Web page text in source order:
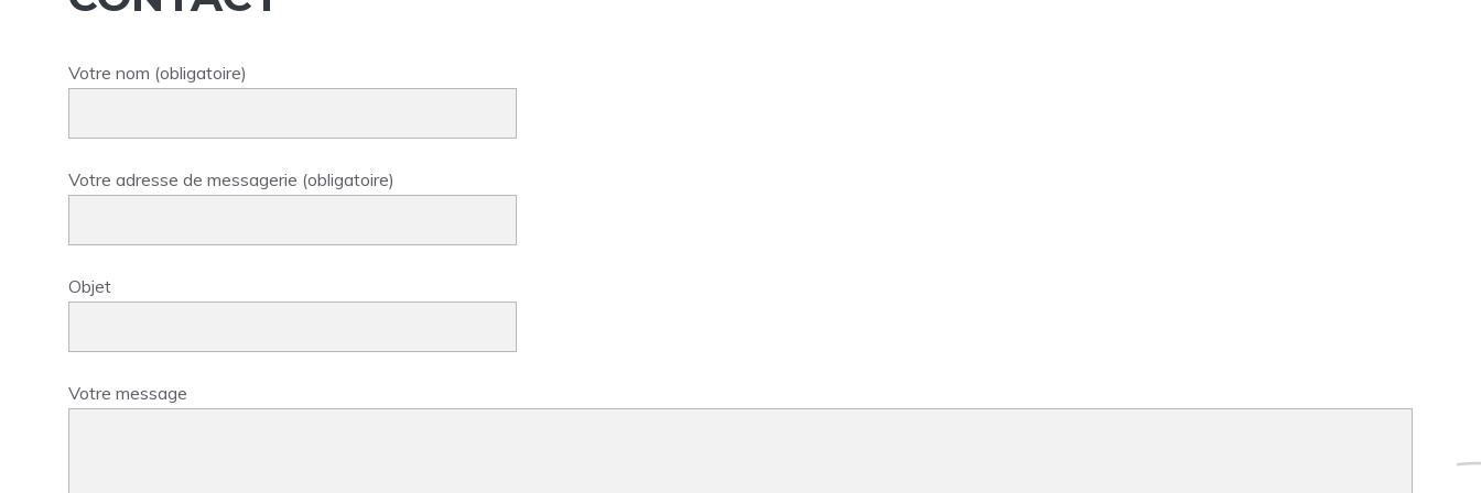
Votre nom (obligatoire)
Votre adresse de messagerie (obligatoire)
Objet
Votre message